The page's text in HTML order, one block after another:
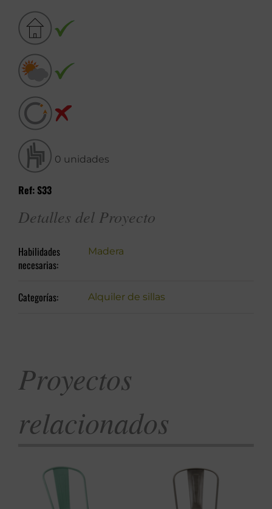
0 unidades
Ref: S33
Detalles del Proyecto
Habilidades
necesarias:
Madera
Categorías: Alquiler de sillas
Proyectos
relacionados